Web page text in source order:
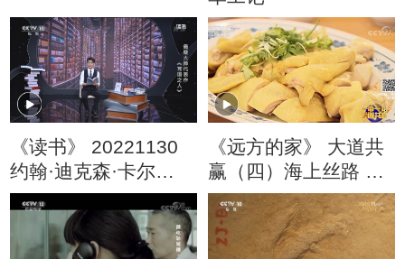
《读书》 20221130
约翰·迪克森·卡尔
《耳语之人》 悬疑大
师代表作：《耳语之
人》
《远方的家》 大道共
赢（四）海上丝路 扬
帆远航 20190425